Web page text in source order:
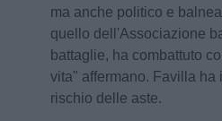
ma anche politico e
quello dell'Associazione
battaglie, ha combattuto
vita" affermano. Favilla ha
rischio delle aste.